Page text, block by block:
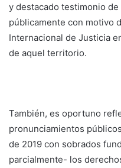
y destacado testimonio
públicamente con motivo
Internacional de Justicia
de aquel territorio.
También, es oportuno
pronunciamientos
de 2019 con sobrados
parcialmente- los